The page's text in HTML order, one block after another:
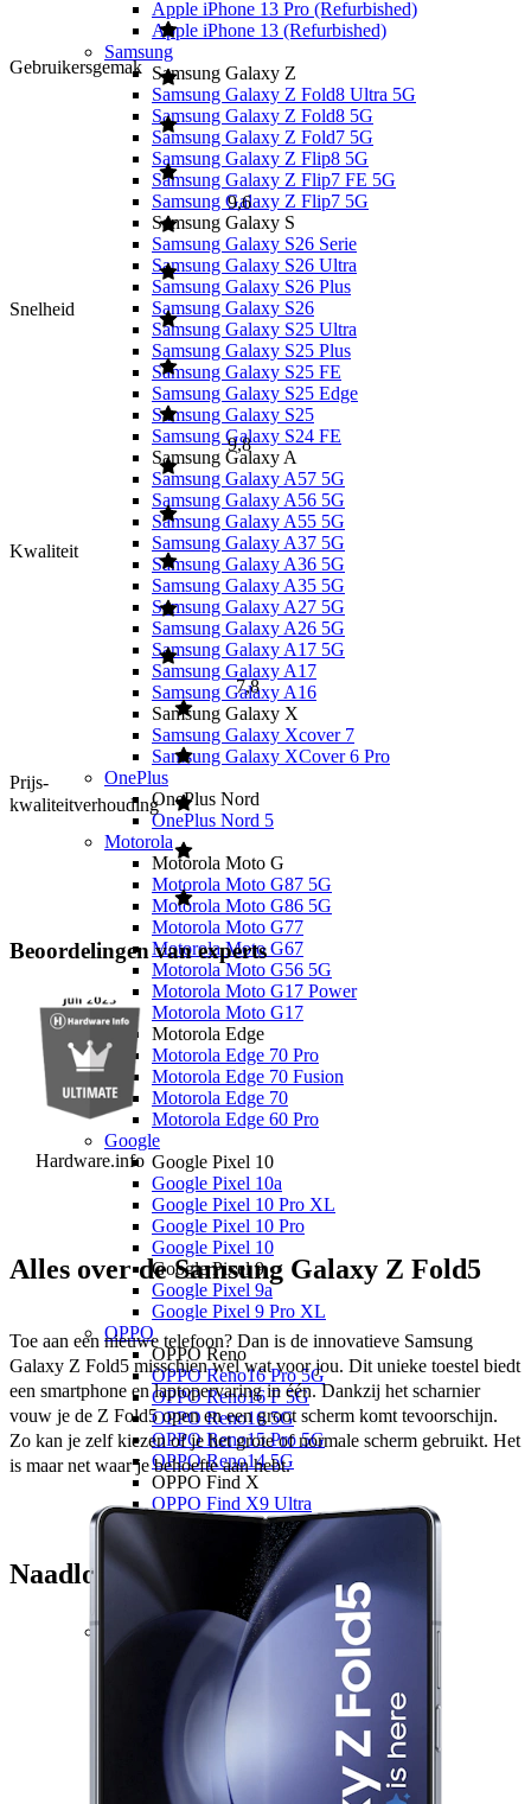
Apple iPhone 13 Pro (Refurbished)
Apple iPhone 13 (Refurbished)
Samsung
Samsung Galaxy Z
Samsung Galaxy Z Fold8 Ultra 5G
Samsung Galaxy Z Fold8 5G
Samsung Galaxy Z Fold7 5G
Samsung Galaxy Z Flip8 5G
Samsung Galaxy Z Flip7 FE 5G
Samsung Galaxy Z Flip7 5G
Samsung Galaxy S
Samsung Galaxy S26 Serie
Samsung Galaxy S26 Ultra
Samsung Galaxy S26 Plus
Samsung Galaxy S26
Samsung Galaxy S25 Ultra
Samsung Galaxy S25 Plus
Samsung Galaxy S25 FE
Samsung Galaxy S25 Edge
Samsung Galaxy S25
Samsung Galaxy S24 FE
Samsung Galaxy A
Samsung Galaxy A57 5G
Samsung Galaxy A56 5G
Samsung Galaxy A55 5G
Samsung Galaxy A37 5G
Samsung Galaxy A36 5G
Samsung Galaxy A35 5G
Samsung Galaxy A27 5G
Samsung Galaxy A26 5G
Samsung Galaxy A17 5G
Samsung Galaxy A17
Samsung Galaxy A16
Samsung Galaxy X
Samsung Galaxy Xcover 7
Samsung Galaxy XCover 6 Pro
OnePlus
OnePlus Nord
OnePlus Nord 5
Motorola
Motorola Moto G
Motorola Moto G87 5G
Motorola Moto G86 5G
Motorola Moto G77
Motorola Moto G67
Motorola Moto G56 5G
Motorola Moto G17 Power
Motorola Moto G17
Motorola Edge
Motorola Edge 70 Pro
Motorola Edge 70 Fusion
Motorola Edge 70
Motorola Edge 60 Pro
Google
Google Pixel 10
Google Pixel 10a
Google Pixel 10 Pro XL
Google Pixel 10 Pro
Google Pixel 10
Google Pixel 9
Google Pixel 9a
Google Pixel 9 Pro XL
OPPO
OPPO Reno
OPPO Reno16 Pro 5G
OPPO Reno16 F 5G
OPPO Reno16 5G
OPPO Reno15 Pro 5G
OPPO Reno14 5G
OPPO Find X
OPPO Find X9 Ultra
OPPO Find X9
OPPO A6x 5G
OPPO A6 5G
OPPO A40
Xiaomi
Xiaomi 17
Xiaomi 17T Pro
Xiaomi 17T
Xiaomi 17 Ultra
Xiaomi 17
Xiaomi 15T Pro
Gebruikersgemak
Snelheid
9,6
Kwaliteit
9,8
Prijs-
kwaliteitverhouding
7,8
Beoordelingen van experts
Hardware.info
Alles over de Samsung Galaxy Z Fold5
Toe aan een nieuwe telefoon? Dan is de innovatieve Samsung
Galaxy Z Fold5 misschien wel wat voor jou. Dit unieke toestel biedt
een smartphone en laptopervaring in één. Dankzij het scharnier
vouw je de Z Fold5 open en een groot scherm komt tevoorschijn.
Zo kan je zelf kiezen of je het grote of normale scherm gebruikt. Het
is maar net waar je behoefte aan hebt.
Naadloos dichtvouwen